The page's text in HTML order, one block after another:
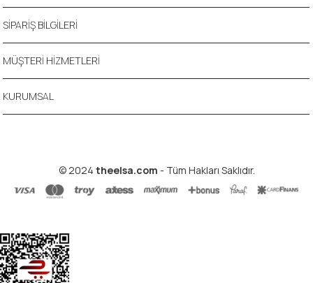
SİPARİŞ BİLGİLERİ
MÜŞTERİ HİZMETLERİ
KURUMSAL
© 2024 theelsa.com - Tüm Hakları Saklıdır.